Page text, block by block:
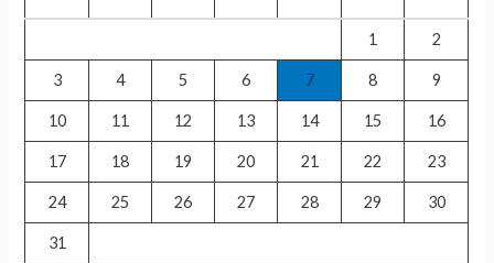
o
1 2
3 4 5 6 7 8 9
10 11 12 13 14 15 16
17 18 19 20 21 22 23
24 25 26 27 28 29 30
31